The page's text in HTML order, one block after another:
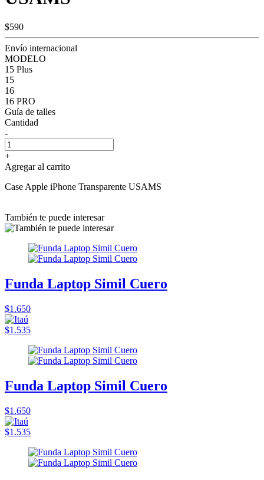
$590
Envío internacional
MODELO
15 Plus
15
16
16 PRO
Guía de talles
Cantidad
-
+
Agregar al carrito
Case Apple iPhone Transparente USAMS
También te puede interesar
Funda Laptop Simil Cuero
$1.650
$1.535
Funda Laptop Simil Cuero
$1.650
$1.535